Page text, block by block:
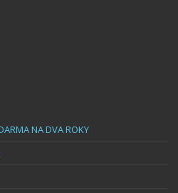
NA DVA ROKY